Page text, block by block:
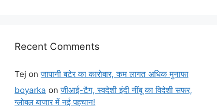
Recent Comments
Tej onजापानी बटेर का कारोबार, कम लागत अधिक मुनाफा
boyarka onजीआई-टैग, स्वदेशी इंदी नींबू का विदेशी सफर,
ग्लोबल बाजार में नई पहचान!